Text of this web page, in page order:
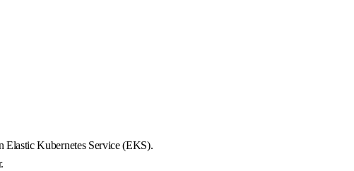
Kubernetes Service (EKS).